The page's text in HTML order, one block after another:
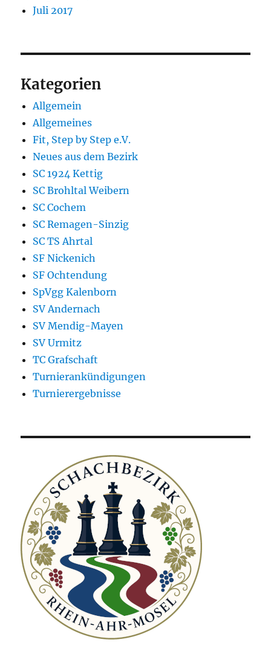
Juli 2017
Kategorien
Allgemein
Allgemeines
Fit, Step by Step e.V.
Neues aus dem Bezirk
SC 1924 Kettig
SC Brohltal Weibern
SC Cochem
SC Remagen-Sinzig
SC TS Ahrtal
SF Nickenich
SF Ochtendung
SpVgg Kalenborn
SV Andernach
SV Mendig-Mayen
SV Urmitz
TC Grafschaft
Turnierankündigungen
Turnierergebnisse